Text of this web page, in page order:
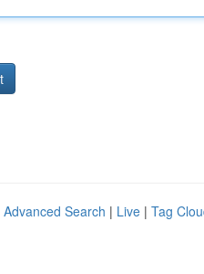
Advanced Search | Live | Tag